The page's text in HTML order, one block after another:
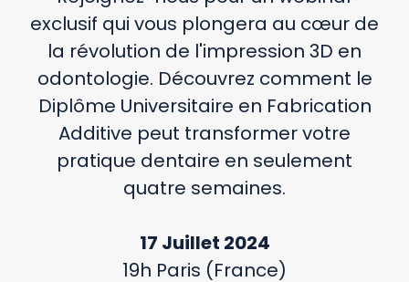
exclusif qui vous plongera au cœur de
la révolution de l'impression 3D en
odontologie. Découvrez comment le
Diplôme Universitaire en Fabrication
Additive peut transformer votre
pratique dentaire en seulement
quatre semaines.
17 Juillet 2024
19h Paris (France)